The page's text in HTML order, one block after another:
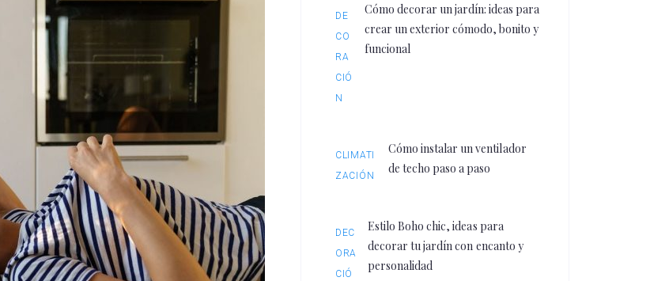
DE
CO
RA
CIÓ
N
Cómo decorar un jardín: ideas para
crear un exterior cómodo, bonito y
funcional
CLIMATI
ZACIÓN
Cómo instalar un ventilador
de techo paso a paso
DEC
ORA
CIÓ
Estilo Boho chic, ideas para
decorar tu jardín con encanto y
personalidad